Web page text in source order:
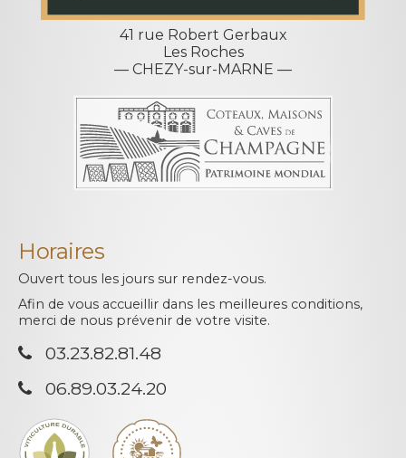
41 rue Robert Gerbaux
Les Roches
— CHEZY-sur-MARNE —
Horaires
Ouvert tous les jours sur rendez-vous.
Afin de vous accueillir dans les meilleures conditions,
merci de nous prévenir de votre visite.
03.23.82.81.48
06.89.03.24.20